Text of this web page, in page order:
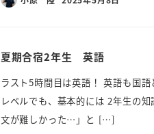
夏期合宿2年生 英語
ラスト5時間目は英語！ 英語も国
レベルでも、基本的には 2年生の知
文が難しかった…」と […]